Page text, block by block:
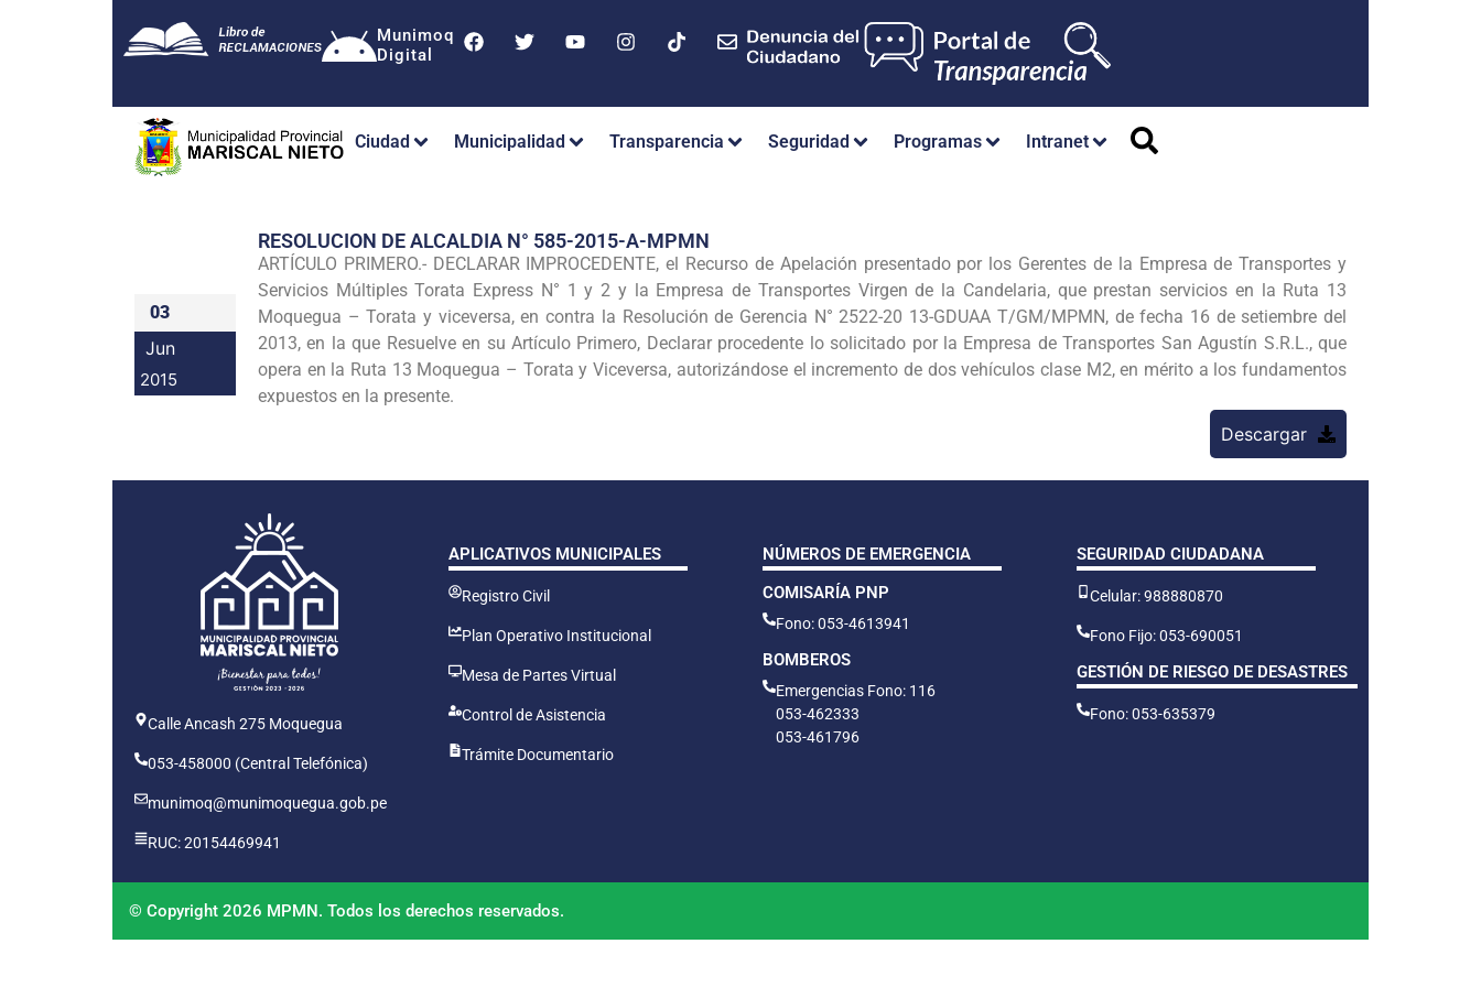
Munimoq
Digital
Ciudad Municipalidad Transparencia Seguridad Programas Intranet
03
Jun
2015
RESOLUCION DE ALCALDIA N° 585-2015-A-MPMN
ARTÍCULO PRIMERO.- DECLARAR IMPROCEDENTE, el Recurso de Apelación presentado por los Gerentes de la Empresa de Transportes y
Servicios Múltiples Torata Express N° 1 y 2 y la Empresa de Transportes Virgen de la Candelaria, que prestan servicios en la Ruta 13
Moquegua – Torata y viceversa, en contra la Resolución de Gerencia N° 2522-20 13-GDUAA T/GM/MPMN, de fecha 16 de setiembre del
2013, en la que Resuelve en su Artículo Primero, Declarar procedente lo solicitado por la Empresa de Transportes San Agustín S.R.L., que
opera en la Ruta 13 Moquegua – Torata y Viceversa, autorizándose el incremento de dos vehículos clase M2, en mérito a los fundamentos
expuestos en la presente.
Descargar
Calle Ancash 275 Moquegua
053-458000 (Central Telefónica)
munimoq@munimoquegua.gob.pe
RUC: 20154469941
APLICATIVOS MUNICIPALES
Registro Civil
Plan Operativo Institucional
Mesa de Partes Virtual
Control de Asistencia
Trámite Documentario
NÚMEROS DE EMERGENCIA
COMISARÍA PNP
Fono: 053-4613941
BOMBEROS
Emergencias Fono: 116
053-462333
053-461796
SEGURIDAD CIUDADANA
Celular: 988880870
Fono Fijo: 053-690051
GESTIÓN DE RIESGO DE DESASTRES
Fono: 053-635379
© Copyright 2026 MPMN. Todos los derechos reservados.